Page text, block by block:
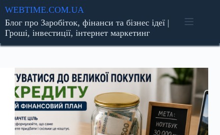
Перейти
до
вмісту
WEBTIME.COM.UA
Блог про Заробіток, фінанси та бізнес ідеї |
Гроші, інвестиції, інтернет маркетинг